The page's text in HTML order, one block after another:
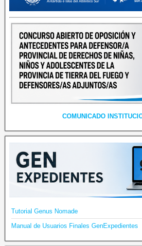
COMUNICADO
Tutorial Genus Nomade
Manual de Usuarios Finales GenExpedientes